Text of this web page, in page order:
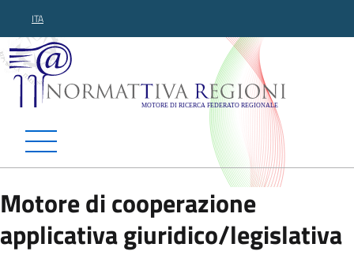
ITA
Normattiva Regioni -
Motore di cooperazione
applicativa giuridico/legislativa